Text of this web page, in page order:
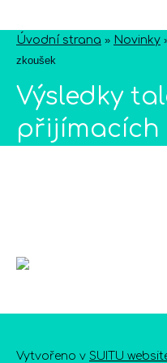
Úvodní strana » Novinky
zkoušek
Výsledky
přijímacích
Vytvořeno v SUITU